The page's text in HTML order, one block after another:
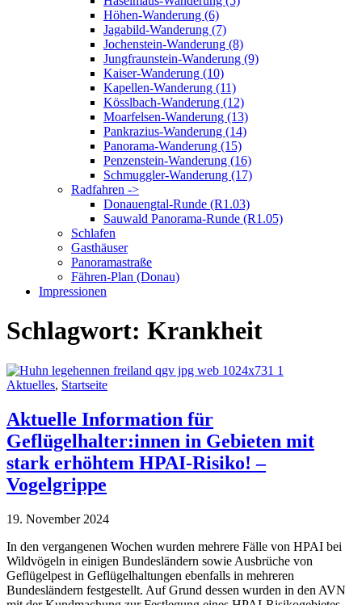
Höhen-Wanderung (6)
Jagabild-Wanderung (7)
Jochenstein-Wanderung (8)
Jungfraunstein-Wanderung (9)
Kaiser-Wanderung (10)
Kapellen-Wanderung (11)
Kösslbach-Wanderung (12)
Moarfelsen-Wanderung (13)
Pankrazius-Wanderung (14)
Panorama-Wanderung (15)
Penzenstein-Wanderung (16)
Schmuggler-Wanderung (17)
Radfahren ->
Donauengtal-Runde (R1.03)
Sauwald Panorama-Runde (R1.05)
Schlafen
Gasthäuser
Panoramastraße
Fähren-Plan (Donau)
Impressionen
Schlagwort: Krankheit
Aktuelles, Startseite
Aktuelle Information für
Geflügelhalter:innen in Gebieten mit
stark erhöhtem HPAI-Risiko! –
Vogelgrippe
19. November 2024
In den vergangenen Wochen wurden mehrere Fälle von HPAI bei
Wildvögeln in einigen Bundesländern sowie Ausbrüche von
Geflügelpest in Geflügelhaltungen ebenfalls in mehreren
Bundesländern festgestellt. Auf Grund dessen wurden in den AVN